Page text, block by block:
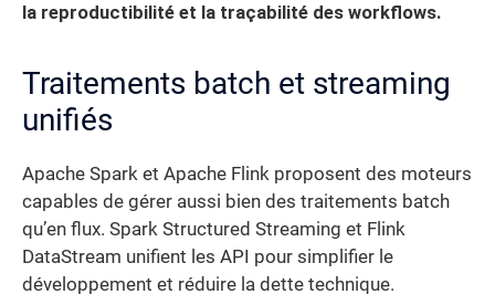
la reproductibilité et la traçabilité des workflows.
Traitements batch et streaming
unifiés
Apache Spark et Apache Flink proposent des moteurs
capables de gérer aussi bien des traitements batch
qu’en flux. Spark Structured Streaming et Flink
DataStream unifient les API pour simplifier le
développement et réduire la dette technique.